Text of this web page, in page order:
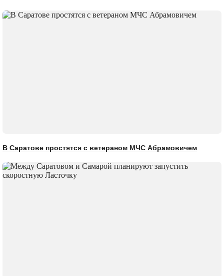
В Саратове простятся с ветераном МЧС Абрамовичем